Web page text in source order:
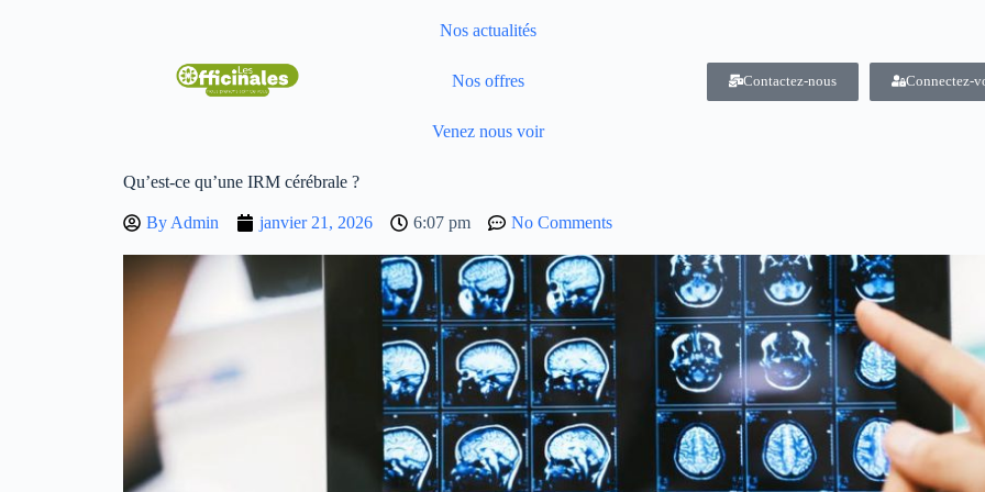
Nos actualités
Nos offres
Venez nous voir
Contactez-nous Connectez-
Qu’est-ce qu’une IRM cérébrale ?
By Admin janvier 21, 2026 6:07 pm No Comments